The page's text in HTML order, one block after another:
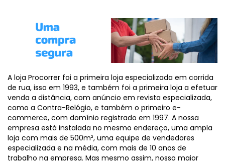
A loja Procorrer foi a primeira loja especializada em corrida
de rua, isso em 1993, e também foi a primeira loja a efetuar
venda a distância, com anúncio em revista especializada,
como a Contra-Relógio, e também o primeiro e-
commerce, com domínio registrado em 1997. A nossa
empresa está instalada no mesmo endereço, uma ampla
loja com mais de 500m², uma equipe de vendedores
especializada e na média, com mais de 10 anos de
trabalho na empresa. Mas mesmo assim, nosso maior